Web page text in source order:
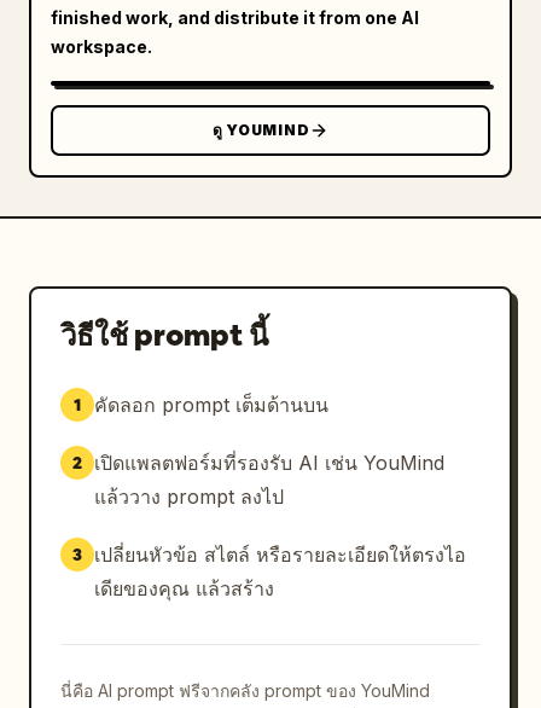
finished work, and distribute it from one AI
workspace.
ดู YOUMIND
วิธีใช้ prompt นี้
1 คัดลอก prompt เต็มด้านบน
2
เปิดแพลตฟอร์มที่รองรับ AI เช่น YouMind
แล้ววาง prompt ลงไป
3
เปลี่ยนหัวข้อ สไตล์ หรือรายละเอียดให้ตรงไอ
เดียของคุณ แล้วสร้าง
นี่คือ AI prompt ฟรีจากคลัง prompt ของ YouMind